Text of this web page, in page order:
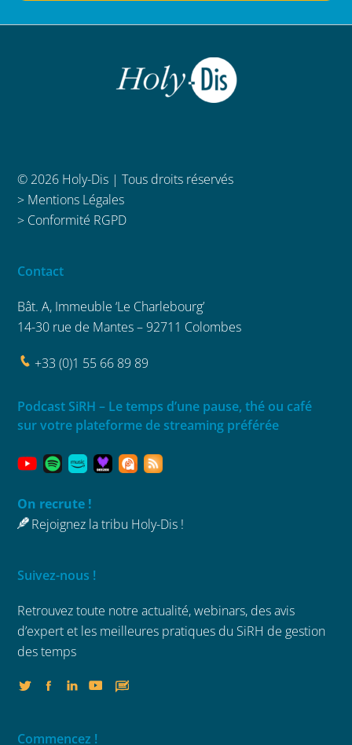
© 2026 Holy-Dis | Tous droits réservés
> Mentions Légales
> Conformité RGPD
Contact
Bât. A, Immeuble ‘Le Charlebourg’
14-30 rue de Mantes – 92711 Colombes
+33 (0)1 55 66 89 89
Podcast SiRH – Le temps d’une pause, thé ou café
sur votre plateforme de streaming préférée
On recrute !
Rejoignez la tribu Holy-Dis !
Suivez-nous !
Retrouvez toute notre actualité, webinars, des avis
d’expert et les meilleures pratiques du SiRH de gestion
des temps
Commencez !